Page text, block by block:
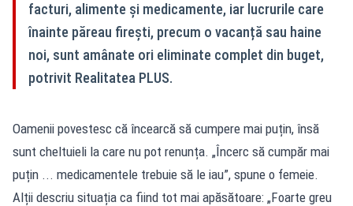
facturi, alimente și medicamente, iar lucrurile care
înainte păreau firești, precum o vacanță sau haine
noi, sunt amânate ori eliminate complet din buget,
potrivit Realitatea PLUS.
Oamenii povestesc că încearcă să cumpere mai puțin, însă
sunt cheltuieli la care nu pot renunța. „Încerc să cumpăr mai
puțin ... medicamentele trebuie să le iau”, spune o femeie.
Alții descriu situația ca fiind tot mai apăsătoare: „Foarte greu